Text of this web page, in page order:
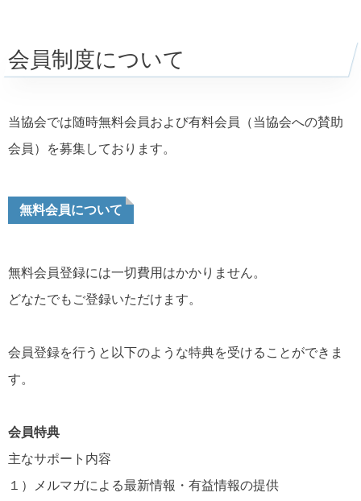
会員制度について
当協会では随時無料会員および有料会員（当協会への賛助
会員）を募集しております。
無料会員について
無料会員登録には一切費用はかかりません。
どなたでもご登録いただけます。
会員登録を行うと以下のような特典を受けることができま
す。
会員特典
主なサポート内容
１）メルマガによる最新情報・有益情報の提供